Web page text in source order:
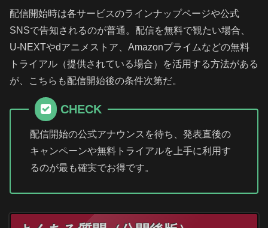
配信開始時は各サービスのラインナップページや公式
SNSで告知されるのが普通。配信を無料で観たい場合、
U-NEXTやdアニメストア、Amazonプライムなどの無料
トライアル（提供されている場合）を活用する方法がある
が、こちらも配信開始後の条件次第だ。
CHECK
配信開始の公式アナウンスを待ち、発表直後の
キャンペーンや無料トライアルを上手に利用す
るのが最も確実でお得です。